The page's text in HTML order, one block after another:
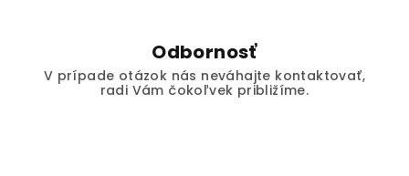
Odbornosť
V prípade otázok nás neváhajte kontaktovať,
radi Vám čokoľvek približíme.